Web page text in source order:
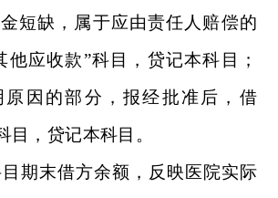
短缺，属于应由责任人赔偿的
他应收款”科目，贷记本科目；
原因的部分，报经批准后，借
目，贷记本科目。
期末借方余额，反映医院实际